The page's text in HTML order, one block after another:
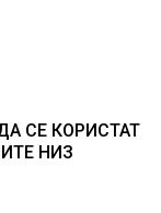
СЕ КОРИСТАТ
НИЗ